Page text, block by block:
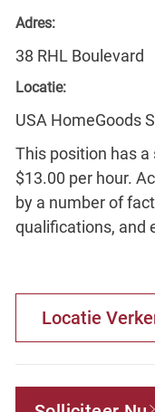
Adres:
38 RHL Boulevard
Locatie:
USA HomeGoods
This position has
$13.00 per hour.
by a number of
qualifications, and
Locatie